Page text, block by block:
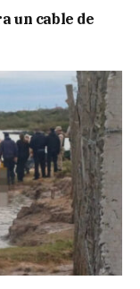
un cable de